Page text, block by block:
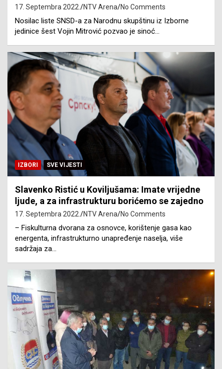
17. Septembra 2022. NTV Arena No Comments
Nosilac liste SNSD-a za Narodnu skupštinu iz Izborne
jedinice šest Vojin Mitrović pozvao je sinoć…
IZBORI SVE VIJESTI
Slavenko Ristić u Koviljušama: Imate vrijedne
ljude, a za infrastrukturu borićemo se zajedno
17. Septembra 2022. NTV Arena No Comments
– Fiskulturna dvorana za osnovce, korištenje gasa kao
energenta, infrastrukturno unapređenje naselja, više
sadržaja za…